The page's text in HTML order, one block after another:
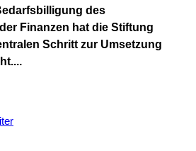
des
Finanzen hat die Stiftung
Schritt zur Umsetzung